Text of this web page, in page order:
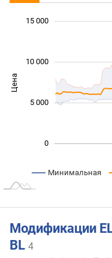
Цена
0
15 000
10 000
5 000
Минимальная
Модификации
BL 4